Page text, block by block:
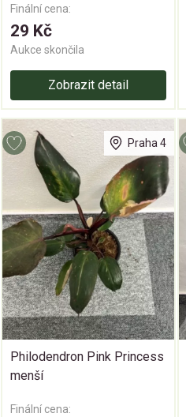
Finální cena:
29 Kč
Aukce skončila
Zobrazit detail
Praha 4
Philodendron Pink Princess
menší
Finální cena: